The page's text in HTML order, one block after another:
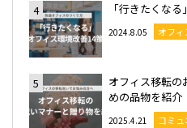
4 「行きたくな
2024.8.05 オフ
5
オフィス移転の
めの品物を紹介
2025.4.21 コミ